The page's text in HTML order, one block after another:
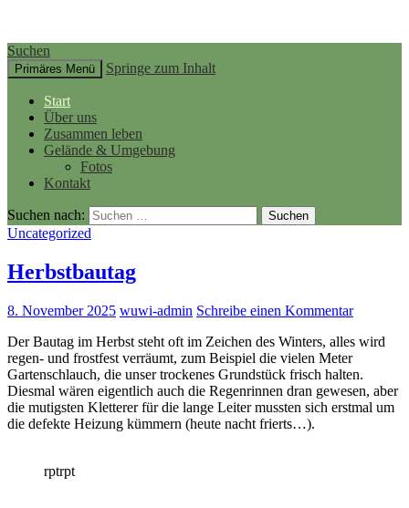
Suchen
Primäres Menü Springe zum Inhalt
Start
Über uns
Zusammen leben
Gelände & Umgebung
Fotos
Kontakt
Suchen nach:
Uncategorized
Herbstbautag
8. November 2025 wuwi-admin Schreibe einen Kommentar
Der Bautag im Herbst steht oft im Zeichen des Winters, alles wird
regen- und frostfest verräumt, zum Beispiel die vielen Meter
Gartenschlauch, die unser trockenes Grundstück frisch halten.
Diesmal wären eigentlich auch die Regenrinnen dran gewesen, aber
die mutigsten Kletterer für die lange Leiter mussten sich erstmal um
die defekte Heizung kümmern (heute nacht frierts…).
rptrpt